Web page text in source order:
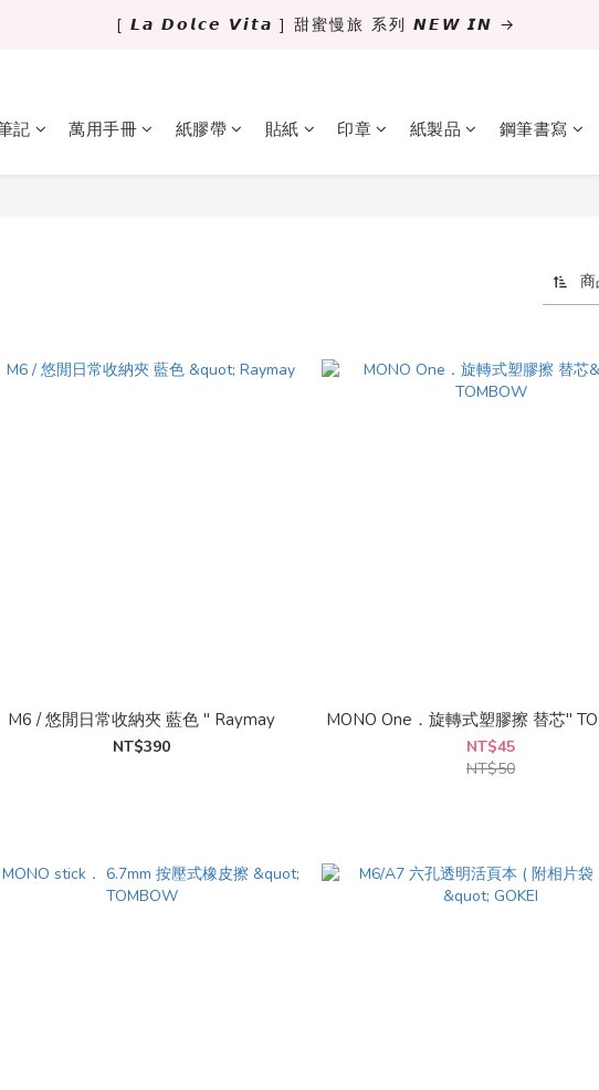
✨萬用手冊新尺寸進駐 .ᐟ.ᐟ  ꒰ 𝐌𝐈𝐍𝐈𝟔 這裡挑 ➜ ꒱
[ 𝙇𝙖 𝘿𝙤𝙡𝙘𝙚 𝙑𝙞𝙩𝙖 ] 甜蜜慢旅 系列 𝙉𝙀𝙒 𝙄𝙉 →
✨萬用手冊新尺寸進駐 .ᐟ.ᐟ  ꒰ 𝐌𝐈𝐍𝐈𝟔 這裡挑 ➜ ꒱
記 萬用手冊 紙膠帶 貼紙 印章 紙製品 鋼筆書寫
M6 / 悠閒日常收納夾 藍色 " Raymay
NT$390
MONO One．旋轉式塑膠擦 替芯"
NT$45
NT$50